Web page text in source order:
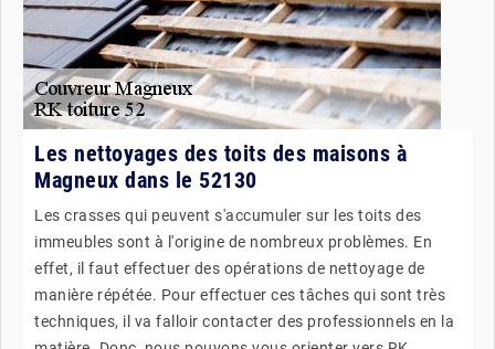
Les nettoyages des toits des maisons à
Magneux dans le 52130
Les crasses qui peuvent s'accumuler sur les toits des
immeubles sont à l'origine de nombreux problèmes. En
effet, il faut effectuer des opérations de nettoyage de
manière répétée. Pour effectuer ces tâches qui sont très
techniques, il va falloir contacter des professionnels en la